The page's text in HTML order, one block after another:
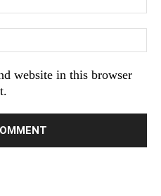
website in this browser